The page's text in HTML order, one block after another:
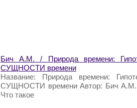
Бич А.М. / Природа времени:
СУЩНОСТИ времени
Название: Природа времени:
СУЩНОСТИ времени Автор: Бич А.М.
Что такое